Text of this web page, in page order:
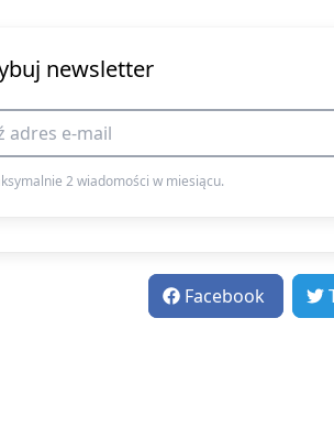
newsletter
2 wiadomości w miesiącu.
Facebook